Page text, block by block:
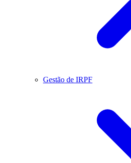
Gestão de IRPF